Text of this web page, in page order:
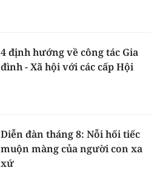
4 định hướng về công tác Gia
đình - Xã hội với các cấp Hội
Diễn đàn tháng 8: Nỗi hối tiếc
muộn màng của người con xa
xứ